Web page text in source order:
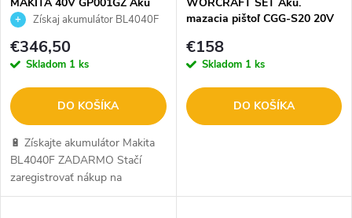
e
p
r
o
d
p
r
o
d
u
mazací lisZískaj akumulátor BL4040F
€346,50
Skladom 1 ks
DO KOŠÍKA
🔋 Získajte akumulátor Makita
BL4040F ZADARMO Stačí
zaregistrovať nákup na
makitaredemption.eu. Ide o
mazacia pištoľ CGG-S20 20V
€158
Skladom 1 ks
DO KOŠÍKA